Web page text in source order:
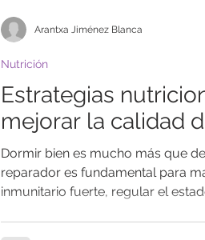
Estrategias
mejorar la calidad
Dormir bien es mucho más que
reparador es fundamental para
inmunitario fuerte, regular el
Nutrición
Arantxa Jiménez Blanca